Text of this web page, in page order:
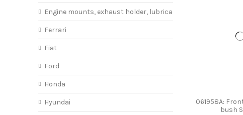
061958A:
bush
Engine mounts, exhaust holder, lubricant
Ferrari
Fiat
Ford
Honda
Hyundai